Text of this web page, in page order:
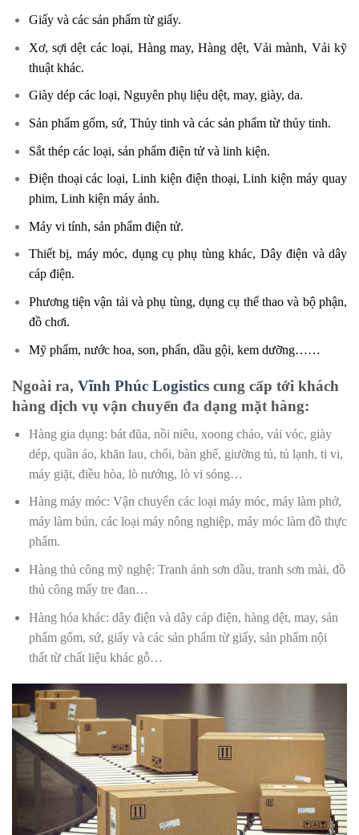
Giấy và các sản phẩm từ giấy.
Xơ, sợi dệt các loại, Hàng may, Hàng dệt, Vải mành, Vải kỹ
thuật khác.
Giày dép các loại, Nguyên phụ liệu dệt, may, giày, da.
Sản phẩm gốm, sứ, Thủy tinh và các sản phẩm từ thủy tinh.
Sắt thép các loại, sản phẩm điện tử và linh kiện.
Điện thoại các loại, Linh kiện điện thoại, Linh kiện máy quay
phim, Linh kiện máy ảnh.
Máy vi tính, sản phẩm điện tử.
Thiết bị, máy móc, dụng cụ phụ tùng khác, Dây điện và dây
cáp điện.
Phương tiện vận tải và phụ tùng, dụng cụ thể thao và bộ phận,
đồ chơi.
Mỹ phẩm, nước hoa, son, phấn, dầu gội, kem dưỡng……
Ngoài ra, Vĩnh Phúc Logistics cung cấp tới khách
hàng dịch vụ vận chuyển đa dạng mặt hàng:
Hàng gia dụng: bát đũa, nồi niêu, xoong chảo, vải vóc, giày
dép, quần áo, khăn lau, chổi, bàn ghế, giường tủ, tủ lạnh, ti vi,
máy giặt, điều hòa, lò nướng, lò vi sóng…
Hàng máy móc: Vận chuyển các loại máy móc, máy làm phở,
máy làm bún, các loại máy nông nghiệp, máy móc làm đồ thực
phẩm.
Hàng thủ công mỹ nghệ: Tranh ảnh sơn dầu, tranh sơn mài, đồ
thủ công mấy tre đan…
Hàng hóa khác: dây điện và dây cáp điện, hàng dệt, may, sản
phẩm gốm, sứ, giấy và các sản phẩm từ giấy, sản phẩm nội
thất từ chất liệu khác gỗ…